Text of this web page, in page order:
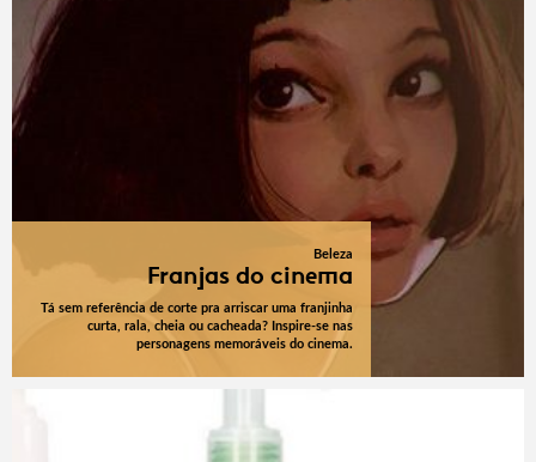
Beleza
Franjas do cinema
Tá sem referência de corte pra arriscar uma franjinha
curta, rala, cheia ou cacheada? Inspire-se nas
personagens memoráveis do cinema.